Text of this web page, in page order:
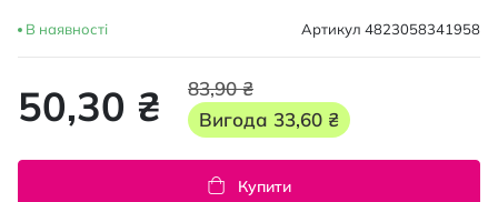
В наявності Артикул 4823058341958
50,30 ₴
83,90 ₴
Вигода 33,60 ₴
Купити